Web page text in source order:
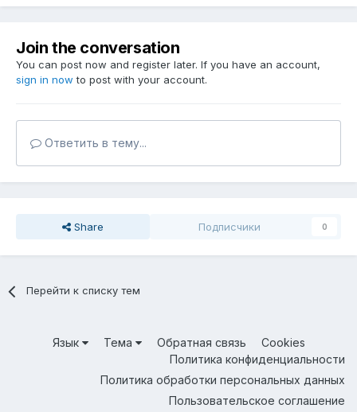
Join the conversation
You can post now and register later. If you have an account,
sign in now to post with your account.
Ответить в тему...
Share Подписчики 0
Перейти к списку тем
Язык Тема Обратная связь
Cookies
Политика конфиденциальности
Политика обработки персональных данных
Пользовательское соглашение